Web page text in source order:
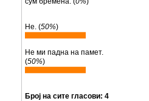
Не. (50%)
Не ми падна на памет.
(50%)
Број на сите гласови: 4